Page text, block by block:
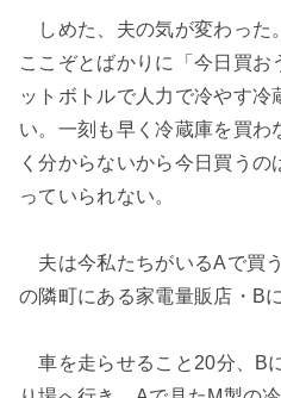
しめた、夫の気が変わった
ここぞとばかりに「今日買
ットボトルで人力で冷やす冷
い。一刻も早く冷蔵庫を買わ
く分からないから今日買う
っていられない。
夫は今私たちがいるAで買
の隣町にある家電量販店・B
車を走らせること20分、B